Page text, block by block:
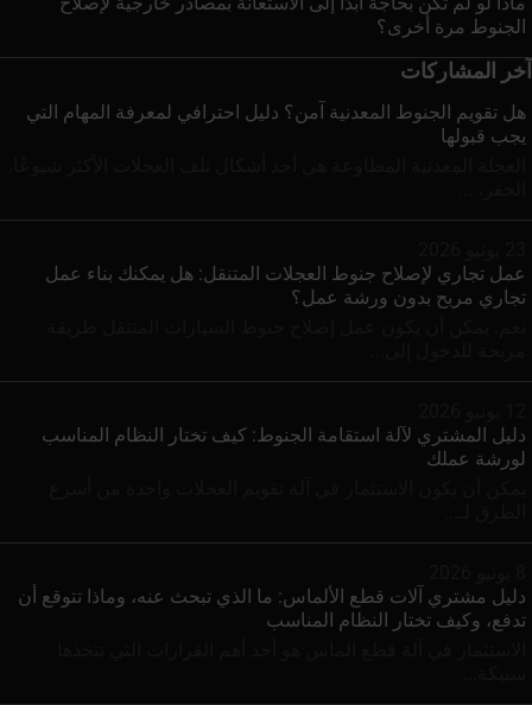
الجنوط مرة أخرى؟
آخر المشاركات
هل تقويم الجنوط المعدنية آمن؟ دليل احترافي لمعرفة المهام التي
يجب قبولها
عمل تجاري لإصلاح جنوط العجلات المتنقل: هل يمكنك بناء عمل
تجاري مربح بدون ورشة عمل؟
دليل المشتري لآلة استقامة الجنوط: كيف تختار النظام المناسب
لورشة عملك
دليل مشتري آلات قطع الألماس: ما الذي تبحث عنه، وماذا تتوقع أن
تدفع، وكيف تختار النظام المناسب